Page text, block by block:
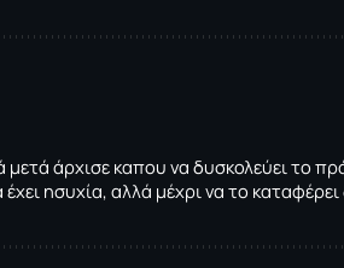
μετά άρχισε καπου να δυσκολεύει το
ησυχία, αλλά μέχρι να το